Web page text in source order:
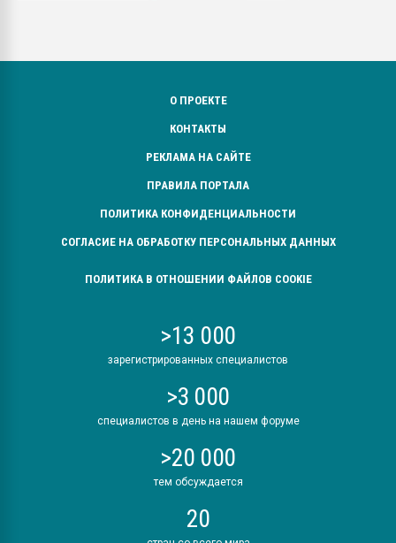
О ПРОЕКТЕ
КОНТАКТЫ
РЕКЛАМА НА САЙТЕ
ПРАВИЛА ПОРТАЛА
ПОЛИТИКА КОНФИДЕНЦИАЛЬНОСТИ
СОГЛАСИЕ НА ОБРАБОТКУ ПЕРСОНАЛЬНЫХ ДАННЫХ
ПОЛИТИКА В ОТНОШЕНИИ ФАЙЛОВ COOKIE
>13 000
зарегистрированных специалистов
>3 000
специалистов в день на нашем форуме
>20 000
тем обсуждается
20